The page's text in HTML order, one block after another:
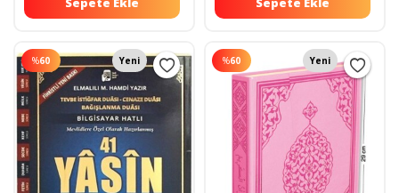
%60 Yeni %60 Yeni